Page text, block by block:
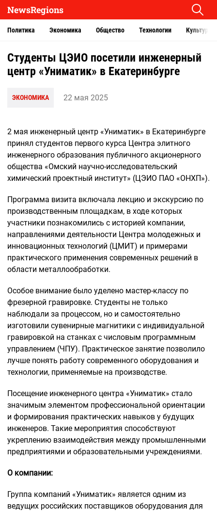
NewsRegions
Политика Экономика Общество Технологии Культура
Студенты ЦЭИО посетили инженерный
центр «Униматик» в Екатеринбурге
ЭКОНОМИКА 22 мая 2025
2 мая инженерный центр «Униматик» в Екатеринбурге
принял студентов первого курса Центра элитного
инженерного образования публичного акционерного
общества «Омский научно-исследовательский
химический проектный институт» (ЦЭИО ПАО «ОНХП»).
Программа визита включала лекцию и экскурсию по
производственным площадкам, в ходе которых
участники познакомились с историей компании,
направлениями деятельности Центра молодежных и
инновационных технологий (ЦМИТ) и примерами
практического применения современных решений в
области металлообработки.
Особое внимание было уделено мастер-классу по
фрезерной гравировке. Студенты не только
наблюдали за процессом, но и самостоятельно
изготовили сувенирные магнитики с индивидуальной
гравировкой на станках с числовым программным
управлением (ЧПУ). Практическое занятие позволило
лучше понять работу современного оборудования и
технологии, применяемые на производстве.
Посещение инженерного центра «Униматик» стало
значимым элементом профессиональной ориентации
и формирования практических навыков у будущих
инженеров. Такие мероприятия способствуют
укреплению взаимодействия между промышленными
предприятиями и образовательными учреждениями.
О компании:
Группа компаний «Униматик» является одним из
ведущих российских поставщиков оборудования для